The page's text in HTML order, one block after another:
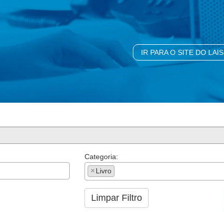
IR PARA O SITE DO LAIS
Categoria:
× Livro
Limpar Filtro